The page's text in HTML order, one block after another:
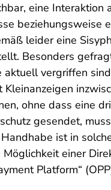
eine
beziehungsweise
leider eine
Besonders
vergriffen
ohne dass eine
gesendet,
ist in
einer
Platform“